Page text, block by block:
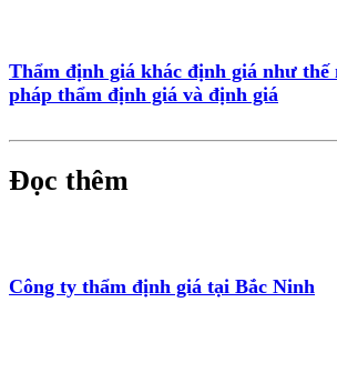
Thẩm định giá khác định giá như thế
pháp thẩm định giá và định giá
Đọc thêm
Công ty thẩm định giá tại Bắc Ninh